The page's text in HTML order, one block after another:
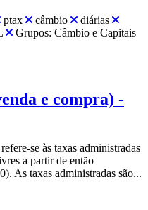
ptax câmbio
diárias
Grupos: Câmbio e Capitais
e compra) -
se às taxas administradas
a partir de então
As taxas administradas são...